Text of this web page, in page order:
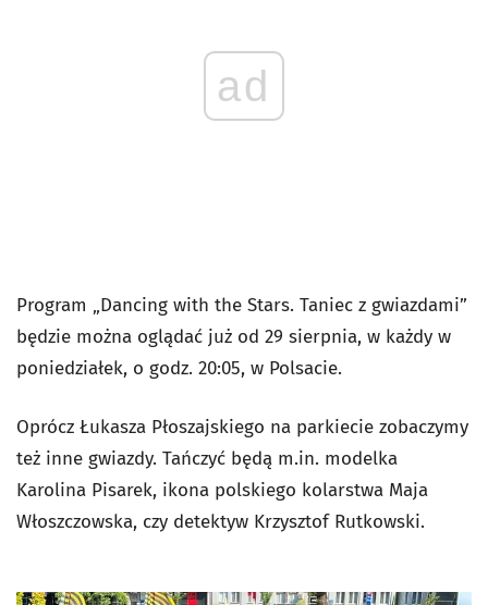
ad
Program „Dancing with the Stars. Taniec z gwiazdami”
będzie można oglądać już od 29 sierpnia, w każdy w
poniedziałek, o godz. 20:05, w Polsacie.
Oprócz Łukasza Płoszajskiego na parkiecie zobaczymy
też inne gwiazdy. Tańczyć będą m.in. modelka
Karolina Pisarek, ikona polskiego kolarstwa Maja
Włoszczowska, czy detektyw Krzysztof Rutkowski.